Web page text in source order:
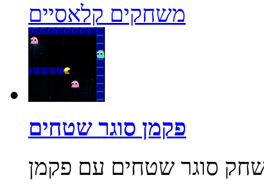
משחקים קלאסיים
פקמן סוגר שטחים